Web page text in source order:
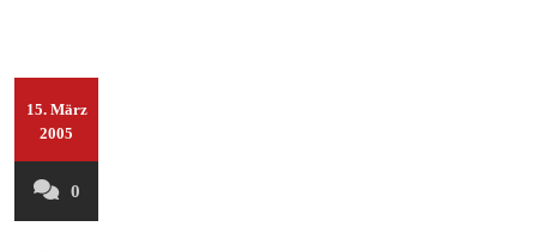
15. März
2005
0